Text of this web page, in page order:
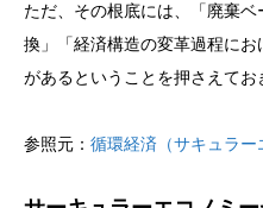
ただ、その根底には、「廃棄
換」「経済構造の変革過程に
があるということを押さえてお
参照元： 循環経済（サキュラ